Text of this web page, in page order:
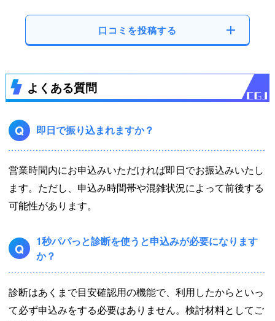
口コミを投稿する
よくある質問
Q 即日で振り込まれますか？
営業時間内にお申込みいただければ即日でお振込みいたし
ます。ただし、申込み時間帯や混雑状況によって前後する
可能性があります。
Q
1秒パパっと診断を使うと申込みが必要になります
か？
診断はあくまで目安確認用の機能で、利用したからといっ
て必ず申込みをする必要はありません。検討材料としてご